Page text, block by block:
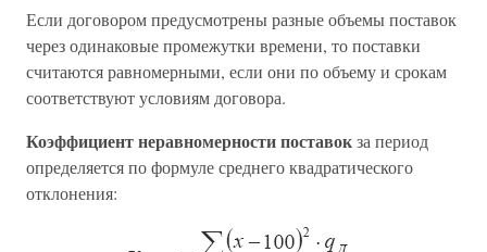
Если договором предусмотрены разные объемы поставок
через одинаковые промежутки времени, то поставки
считаются равномерными, если они по объему и срокам
соответствуют условиям договора.
Коэффициент неравномерности поставокза период
определяется по формуле среднего квадратического
отклонения: